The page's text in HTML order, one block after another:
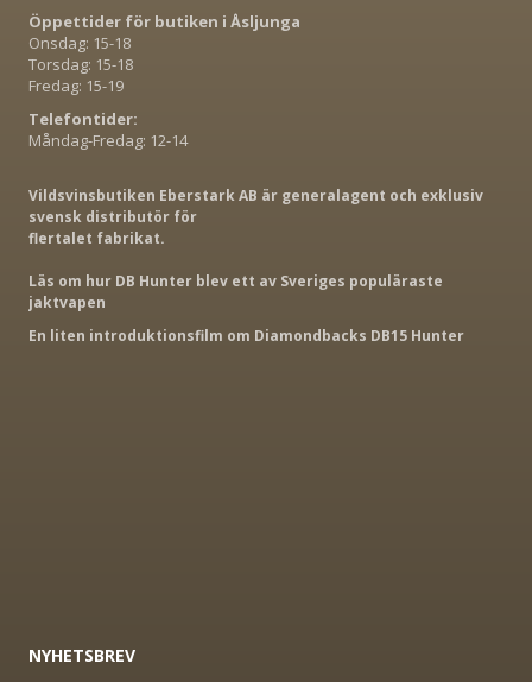
Öppettider för butiken i Åsljunga
Onsdag: 15-18
Torsdag: 15-18
Fredag: 15-19
Telefontider:
Måndag-Fredag: 12-14
Vildsvinsbutiken Eberstark AB är generalagent och exklusiv
svensk distributör för
flertalet fabrikat.
Läs om hur DB Hunter blev ett av Sveriges populäraste
jaktvapen
En liten introduktionsfilm om Diamondbacks DB15 Hunter
NYHETSBREV